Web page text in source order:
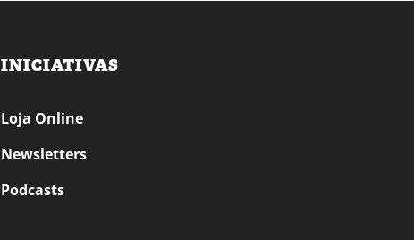
INICIATIVAS
Loja Online
Newsletters
Podcasts